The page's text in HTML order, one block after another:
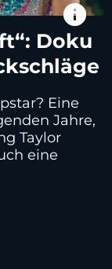
info
Doku
Eine
Jahre,
Taylor
eine